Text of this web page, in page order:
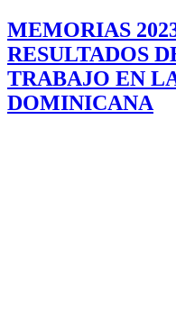
MEMORIAS
RESULTADOS
TRABAJO EN
DOMINICANA